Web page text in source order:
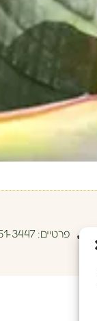
פרטיים: 054-551-3447